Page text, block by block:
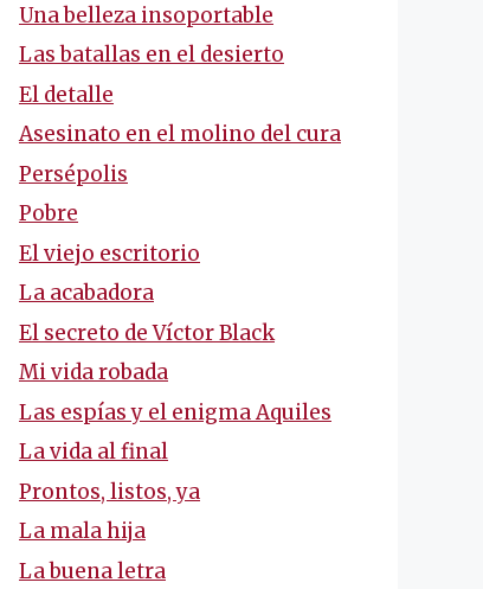
Una belleza insoportable
Las batallas en el desierto
El detalle
Asesinato en el molino del cura
Persépolis
Pobre
El viejo escritorio
La acabadora
El secreto de Víctor Black
Mi vida robada
Las espías y el enigma Aquiles
La vida al final
Prontos, listos, ya
La mala hija
La buena letra